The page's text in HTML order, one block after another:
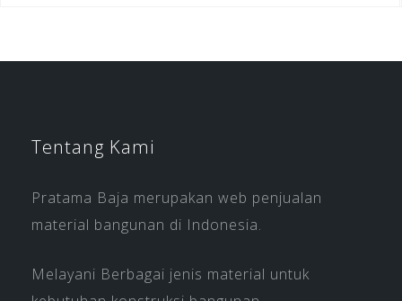
Tentang Kami
Pratama Baja merupakan web penjualan
material bangunan di Indonesia.
Melayani Berbagai jenis material untuk